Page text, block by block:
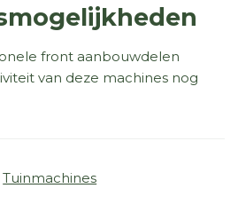
front aanbouwdelen
van deze machines nog
Tuinmachines